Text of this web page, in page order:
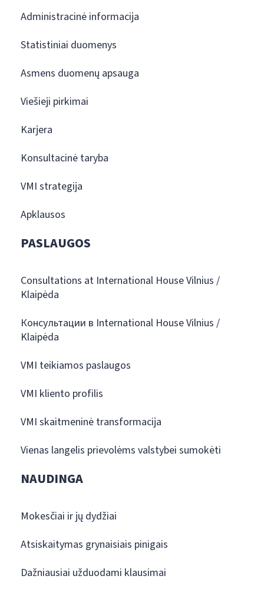
Administracinė informacija
Statistiniai duomenys
Asmens duomenų apsauga
Viešieji pirkimai
Karjera
Konsultacinė taryba
VMI strategija
Apklausos
PASLAUGOS
Consultations at International House Vilnius /
Klaipėda
Консультации в International House Vilnius /
Klaipėda
VMI teikiamos paslaugos
VMI kliento profilis
VMI skaitmeninė transformacija
Vienas langelis prievolėms valstybei sumokėti
NAUDINGA
Mokesčiai ir jų dydžiai
Atsiskaitymas grynaisiais pinigais
Dažniausiai užduodami klausimai